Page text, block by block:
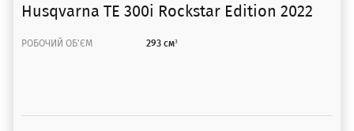
Husqvarna TE 300i Rockstar Edition 2022
РОБОЧИЙ ОБ'ЄМ 293 см³